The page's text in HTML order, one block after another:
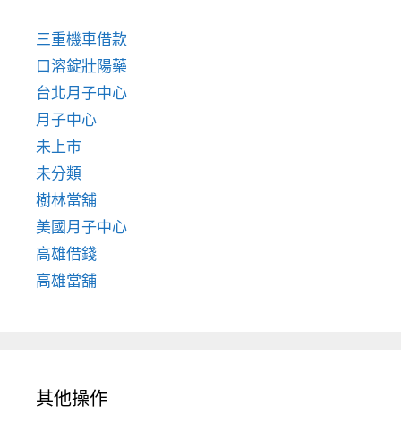
三重機車借款
口溶錠壯陽藥
台北月子中心
月子中心
未上市
未分類
樹林當舖
美國月子中心
高雄借錢
高雄當舖
其他操作